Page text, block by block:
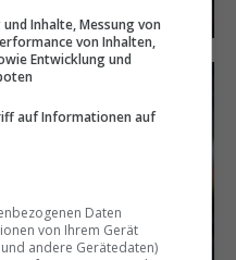
Inhalte, Messung von
von Inhalten,
Entwicklung und
auf Informationen auf
Daten
von Ihrem Gerät
andere Gerätedaten)